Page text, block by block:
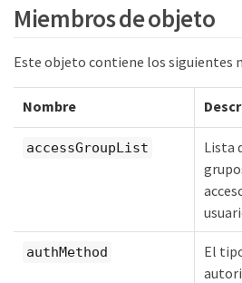
Miembros de objeto
Este objeto contiene los siguientes
Nombre
accessGroupList
Lista
authMethod
El